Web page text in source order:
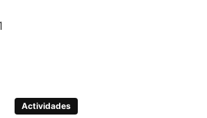
Actividades